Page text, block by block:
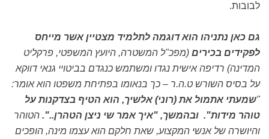
לבובות.
גם כאן נתניהו הוא דוגמה לתלמיד מצטיין אשר מייחס
לפקידים בכירים (מפכ"ל המשטרה, היועץ המשפטי, פרקליט
המדינה) רדיפה אישית נגדו ומשתמש כנגדם בביטויי גנאי דווקא
על בסיס השורש ט.ה.ר – כך בנאומו בפתיחת משפטו הוא אומר:
"שמעתי אתמול את (רוני) אלשיך, הוא הטיף בצדקנות על
טוהר מידות". ובהמשך, "איך אמר שי ניצן הטהרן..". הטוהר
והיושרה של אנשי המקצוע, שאת חלקם הוא עצמו מינה, הופכים